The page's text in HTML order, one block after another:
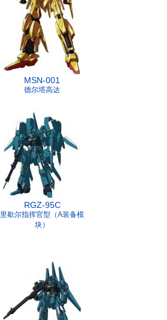
MSN-001
德尔塔高达
RGZ-95C
里歇尔指挥官型（A装备模
块）